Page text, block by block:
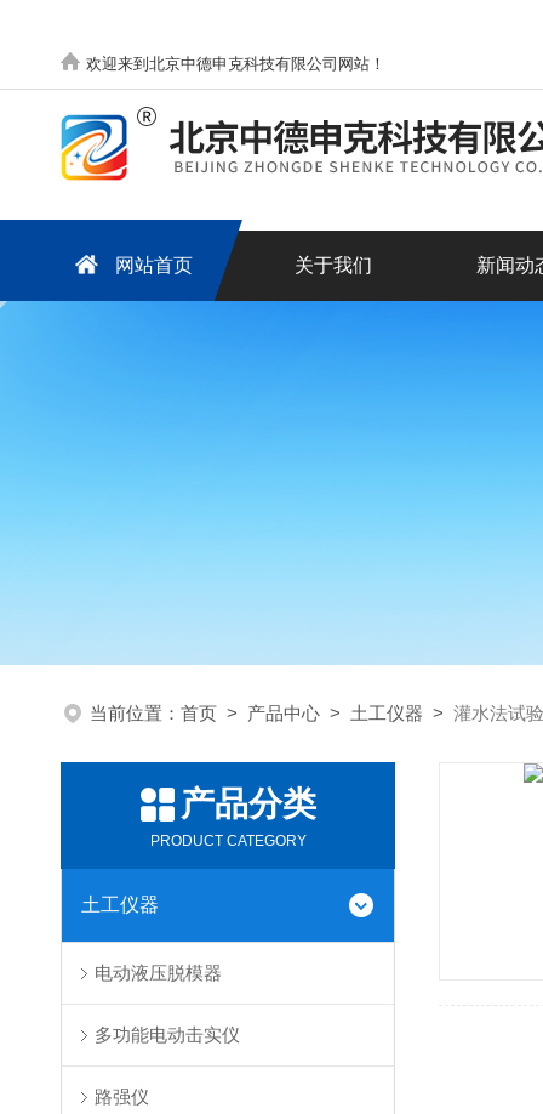
欢迎来到北京中德申克科技有限公司网站！
网站首页 关于我们 新闻动
当前位置： 首页 > 产品中心 > 土工仪器 > 灌水法试
产品分类
PRODUCT CATEGORY
土工仪器
电动液压脱模器
多功能电动击实仪
路强仪